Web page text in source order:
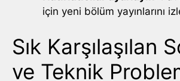
için yeni bölüm yayınlarını
Sık Karşılaşılan
ve Teknik